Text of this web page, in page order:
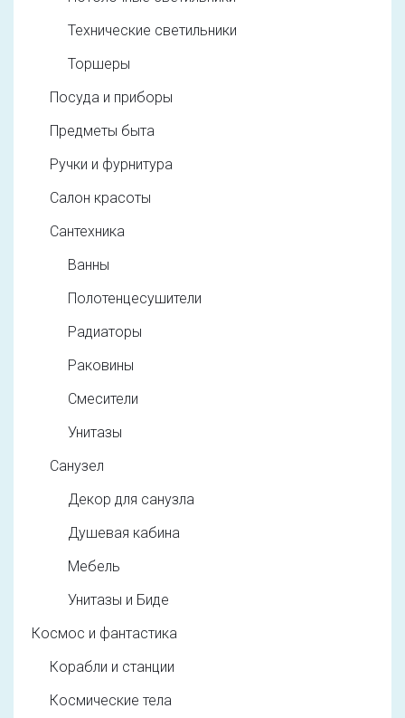
Технические светильники
Торшеры
Посуда и приборы
Предметы быта
Ручки и фурнитура
Салон красоты
Сантехника
Ванны
Полотенцесушители
Радиаторы
Раковины
Смесители
Унитазы
Санузел
Декор для санузла
Душевая кабина
Мебель
Унитазы и Биде
Космос и фантастика
Корабли и станции
Космические тела